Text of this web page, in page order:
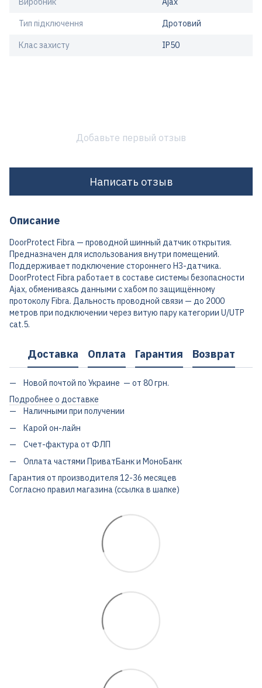
Тип підключення Дротовий
Клас захисту IP50
Добавьте первый отзыв
Написать отзыв
Описание
DoorProtect Fibra — проводной шинный датчик открытия.
Предназначен для использования внутри помещений.
Поддерживает подключение стороннего НЗ-датчика.
DoorProtect Fibra работает в составе системы безопасности
Ajax, обмениваясь данными с хабом по защищённому
протоколу Fibra. Дальность проводной связи — до 2000
метров при подключении через витую пару категории U/UTP
cat.5.
Доставка Оплата Гарантия Возврат
Новой почтой по Украине — от 80 грн.
Подробнее о доставке
Наличными при получении
Карой он-лайн
Счет-фактура от ФЛП
Оплата частями ПриватБанк и МоноБанк
Гарантия от производителя 12-36 месяцев
Согласно правил магазина (ссылка в шапке)